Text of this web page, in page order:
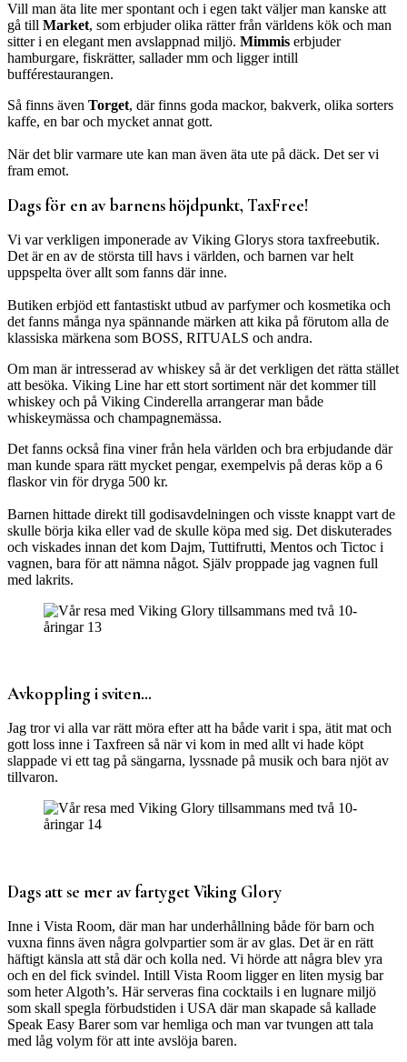
Vill man äta lite mer spontant och i egen takt väljer man kanske att
gå till Market, som erbjuder olika rätter från världens kök och man
sitter i en elegant men avslappnad miljö. Mimmis erbjuder
hamburgare, fiskrätter, sallader mm och ligger intill
bufférestaurangen.
Så finns även Torget, där finns goda mackor, bakverk, olika sorters
kaffe, en bar och mycket annat gott.
När det blir varmare ute kan man även äta ute på däck. Det ser vi
fram emot.
Dags för en av barnens höjdpunkt, TaxFree!
Vi var verkligen imponerade av Viking Glorys stora taxfreebutik.
Det är en av de största till havs i världen, och barnen var helt
uppspelta över allt som fanns där inne.
Butiken erbjöd ett fantastiskt utbud av parfymer och kosmetika och
det fanns många nya spännande märken att kika på förutom alla de
klassiska märkena som BOSS, RITUALS och andra.
Om man är intresserad av whiskey så är det verkligen det rätta stället
att besöka. Viking Line har ett stort sortiment när det kommer till
whiskey och på Viking Cinderella arrangerar man både
whiskeymässa och champagnemässa.
Det fanns också fina viner från hela världen och bra erbjudande där
man kunde spara rätt mycket pengar, exempelvis på deras köp a 6
flaskor vin för dryga 500 kr.
Barnen hittade direkt till godisavdelningen och visste knappt vart de
skulle börja kika eller vad de skulle köpa med sig. Det diskuterades
och viskades innan det kom Dajm, Tuttifrutti, Mentos och Tictoc i
vagnen, bara för att nämna något. Själv proppade jag vagnen full
med lakrits.
Avkoppling i sviten…
Jag tror vi alla var rätt möra efter att ha både varit i spa, ätit mat och
gott loss inne i Taxfreen så när vi kom in med allt vi hade köpt
slappade vi ett tag på sängarna, lyssnade på musik och bara njöt av
tillvaron.
Dags att se mer av fartyget Viking Glory
Inne i Vista Room, där man har underhållning både för barn och
vuxna finns även några golvpartier som är av glas. Det är en rätt
häftigt känsla att stå där och kolla ned. Vi hörde att några blev yra
och en del fick svindel. Intill Vista Room ligger en liten mysig bar
som heter Algoth’s. Här serveras fina cocktails i en lugnare miljö
som skall spegla förbudstiden i USA där man skapade så kallade
Speak Easy Barer som var hemliga och man var tvungen att tala
med låg volym för att inte avslöja baren.